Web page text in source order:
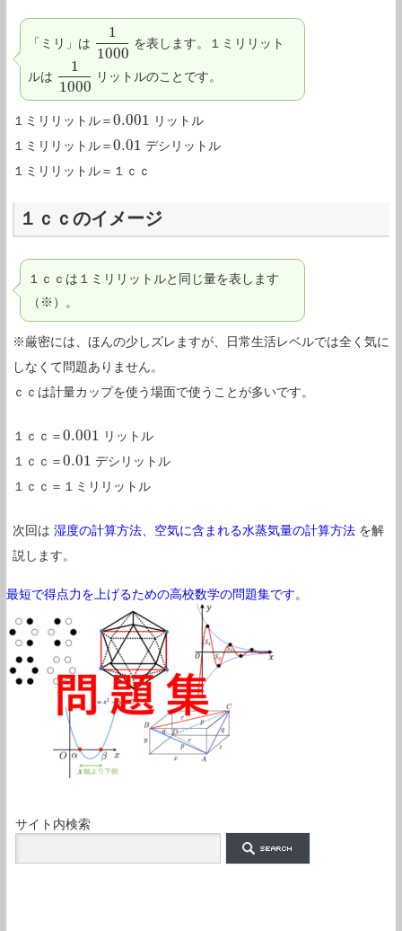
「ミリ」は
1
1000
11000 を表します。１ミリリット
ルは
1
1000
11000 リットルのことです。
１ミリリットル＝0.001
0.001
リットル
１ミリリットル＝0.01
0.01 デシリットル
１ミリリットル＝１ｃｃ
１ｃｃのイメージ
１ｃｃは１ミリリットルと同じ量を表します
（※）。
※厳密には、ほんの少しズレますが、日常生活レベルでは全く気に
しなくて問題ありません。
ｃｃは計量カップを使う場面で使うことが多いです。
１ｃｃ＝0.001
0.001
リットル
１ｃｃ＝0.01
0.01 デシリットル
１ｃｃ＝１ミリリットル
次回は 湿度の計算方法、空気に含まれる水蒸気量の計算方法 を解
説します。
最短で得点力を上げるための高校数学の問題集です。
サイト内検索